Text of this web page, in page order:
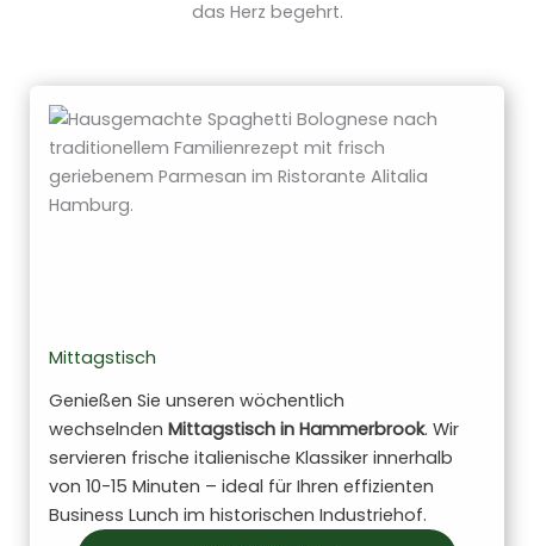
das Herz begehrt.
Mittagstisch
Genießen Sie unseren wöchentlich
wechselnden Mittagstisch in Hammerbrook. Wir
servieren frische italienische Klassiker innerhalb
von 10-15 Minuten – ideal für Ihren effizienten
Business Lunch im historischen Industriehof.